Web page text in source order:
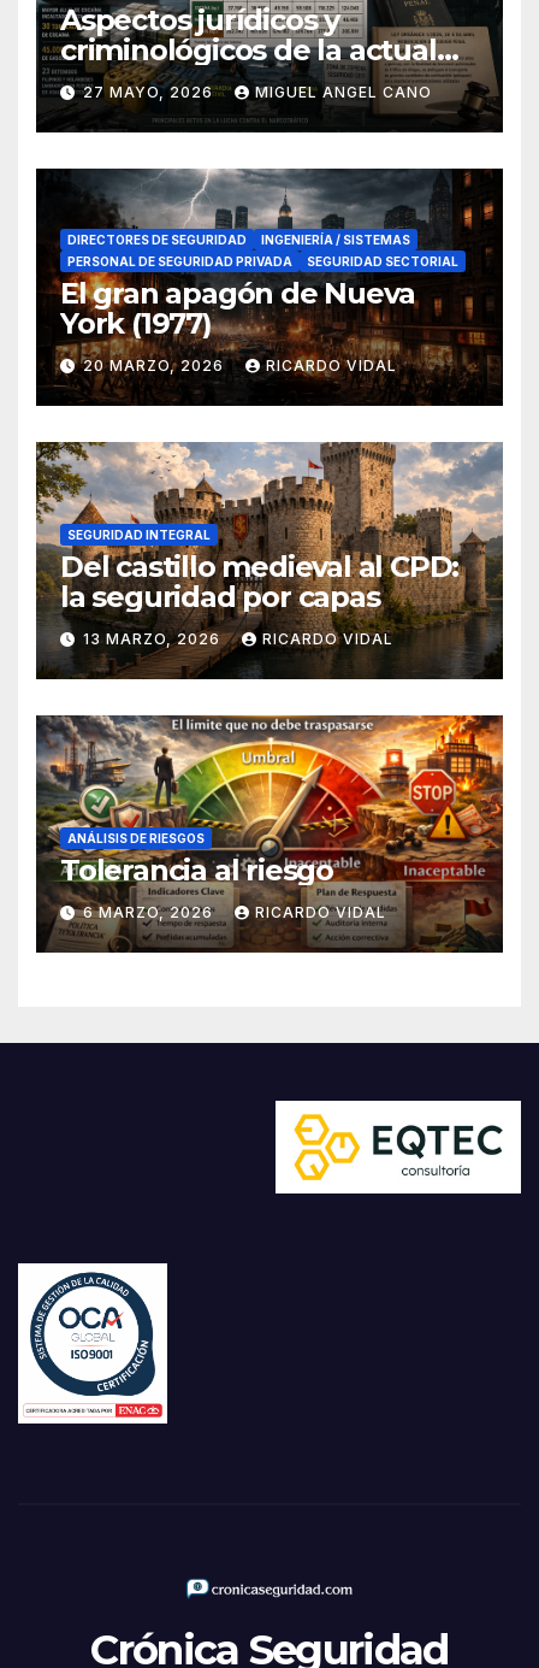
Aspectos jurídicos y
criminológicos de la actual
lucha contra el narcotráfico
en el sur de España
27 MAYO, 2026 MIGUEL ANGEL CANO
DIRECTORES DE SEGURIDAD
INGENIERÍA / SISTEMAS
PERSONAL DE SEGURIDAD PRIVADA
SEGURIDAD SECTORIAL
El gran apagón de Nueva
York (1977)
20 MARZO, 2026 RICARDO VIDAL
SEGURIDAD INTEGRAL
Del castillo medieval al CPD:
la seguridad por capas
13 MARZO, 2026 RICARDO VIDAL
ANÁLISIS DE RIESGOS
Tolerancia al riesgo
6 MARZO, 2026 RICARDO VIDAL
Crónica Seguridad